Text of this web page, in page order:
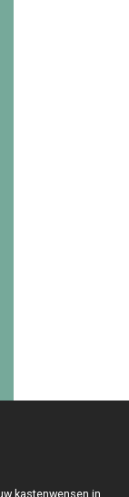
kastenwensen in